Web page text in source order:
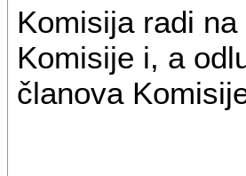
Komisija radi
Komisije i, a
članova